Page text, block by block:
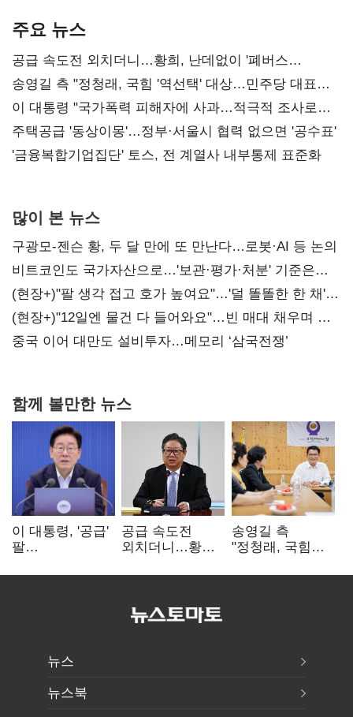
주요 뉴스
공급 속도전 외치더니…황희, 난데없이 '폐버스
리모델링' 제안
송영길 측 "정청래, 국힘 '역선택' 대상…민주당 대표로
총선 지휘 못해"
이 대통령 "국가폭력 피해자에 사과…적극적 조사로
진실 밝혀야"
주택공급 '동상이몽'…정부·서울시 협력 없으면 '공수표'
'금융복합기업집단' 토스, 전 계열사 내부통제 표준화
많이 본 뉴스
구광모-젠슨 황, 두 달 만에 또 만난다…로봇·AI 등 논의
비트코인도 국가자산으로…'보관·평가·처분' 기준은
숙제
(현장+)"팔 생각 접고 호가 높여요"…'덜 똘똘한 한 채'
20억 키맞추기
(현장+)"12일엔 물건 다 들어와요"…빈 매대 채우며 문
연 홈플러스
중국 이어 대만도 설비투자…메모리 ‘삼국전쟁’
함께 볼만한 뉴스
이 대통령, '공급'
팔
여 내부선
공급 속도전
외치더니…황희,
리모델링' 제안
송영길 측
"정청래, 국힘
민주당 대표로
뉴스
뉴스북